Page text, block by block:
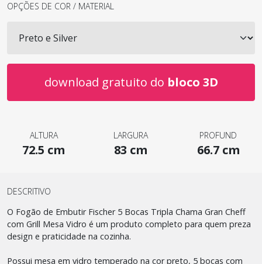
OPÇÕES DE COR / MATERIAL
download gratuito do bloco 3D
ALTURA
72.5 cm
LARGURA
83 cm
PROFUND
66.7 cm
DESCRITIVO
O Fogão de Embutir Fischer 5 Bocas Tripla Chama Gran Cheff
com Grill Mesa Vidro é um produto completo para quem preza
design e praticidade na cozinha.
Possui mesa em vidro temperado na cor preto, 5 bocas com